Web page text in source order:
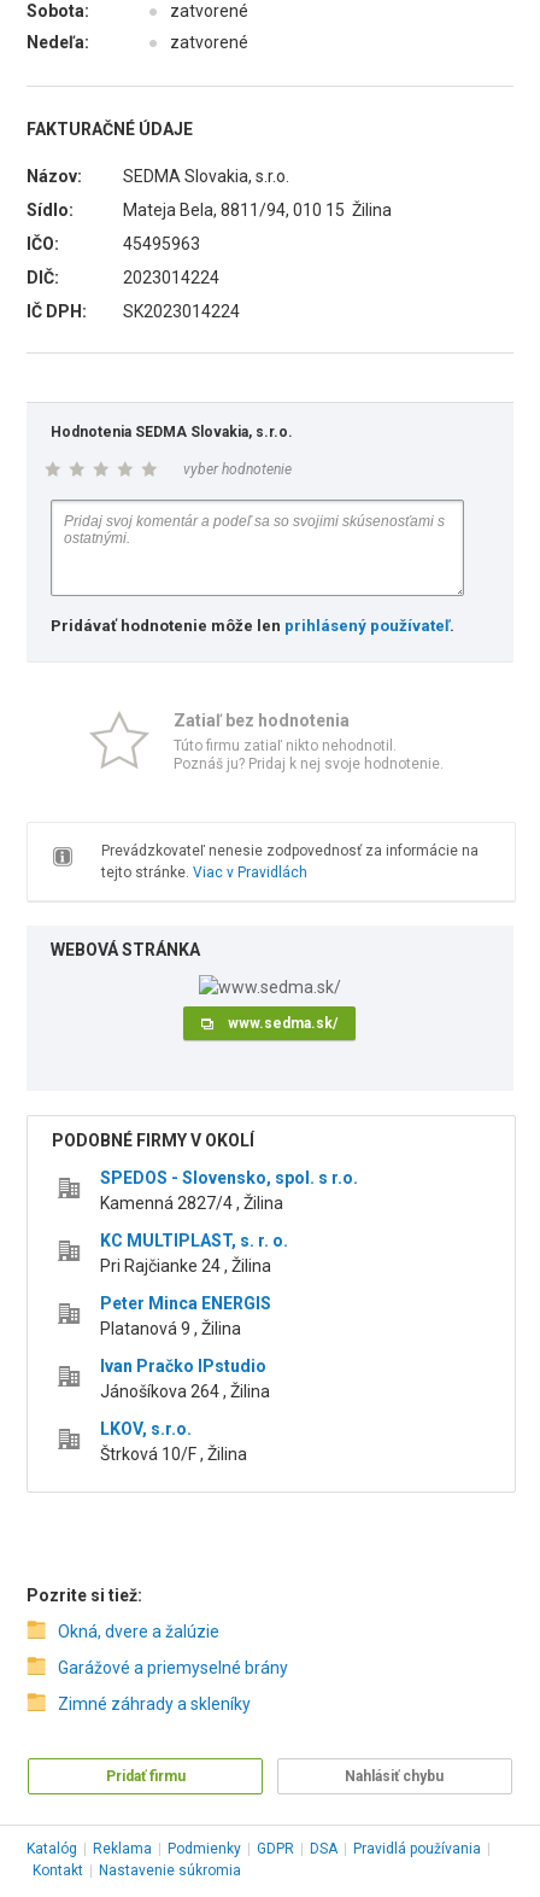
Sobota: ●
zatvorené
Nedeľa:
● zatvorené
FAKTURAČNÉ ÚDAJE
Názov:
SEDMA Slovakia, s.r.o.
Sídlo:
Mateja Bela, 8811/94, 010 15 Žilina
IČO:
45495963
DIČ:
2023014224
IČ DPH:
SK2023014224
Hodnotenia SEDMA Slovakia, s.r.o.
vyber hodnotenie
Pridávať hodnotenie môže len prihlásený používateľ.
Zatiaľ bez hodnotenia
Túto firmu zatiaľ nikto nehodnotil.
Poznáš ju? Pridaj k nej svoje hodnotenie.
Prevádzkovateľ nenesie zodpovednosť za informácie na
tejto stránke. Viac v Pravidlách
WEBOVÁ STRÁNKA
www.sedma.sk/
PODOBNÉ FIRMY V OKOLÍ
SPEDOS - Slovensko, spol. s r.o.
Kamenná 2827/4 , Žilina
KC MULTIPLAST, s. r. o.
Pri Rajčianke 24 , Žilina
Peter Minca ENERGIS
Platanová 9 , Žilina
Ivan Pračko IPstudio
Jánošíkova 264 , Žilina
LKOV, s.r.o.
Štrková 10/F , Žilina
Pozrite si tiež:
Okná, dvere a žalúzie
Garážové a priemyselné brány
Zimné záhrady a skleníky
Pridať firmu Nahlásiť chybu
Katalóg Reklama Podmienky GDPR DSA Pravidlá používania
Kontakt
Nastavenie súkromia